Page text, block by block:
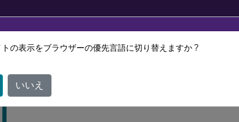
このコンテンツは動的に機械翻訳されています。
リナックス バーチャル デリバリー エージェント
の表示をブラウザーの優先言語に切り替えますか ?
いいえ